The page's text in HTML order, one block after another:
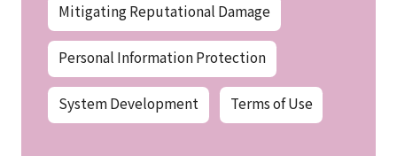
Mitigating Reputational Damage
Personal Information Protection
System Development Terms of Use